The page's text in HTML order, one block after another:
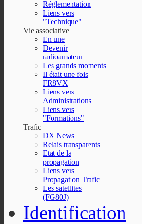
Réglementation
Liens vers
"Technique"
Vie associative
En une
Devenir
radioamateur
Les grands moments
Il était une fois
FR8VX
Liens vers
Administrations
Liens vers
"Formations"
Trafic
DX News
Relais transparents
Etat de la
propagation
Liens vers
Propagation Trafic
Les satellites
(FG80J)
Identification